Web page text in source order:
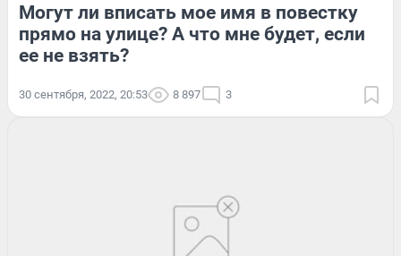
Могут ли вписать мое имя в повестку
прямо на улице? А что мне будет, если
ее не взять?
30 сентября, 2022, 20:53 8 897 3